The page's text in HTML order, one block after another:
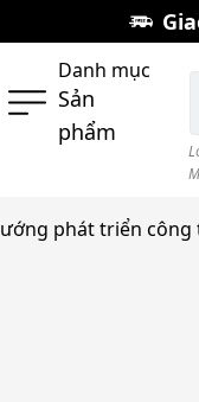
Danh mục
Sản
phẩm
phát triển công